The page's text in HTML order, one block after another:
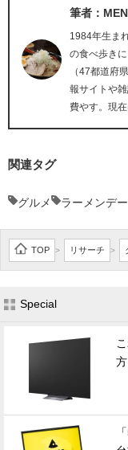
筆者：
1984年生ま
の食べ歩き
（47都道府
報サイトや
費やす。現
関連タグ
グルメ ラーメンデ
TOP > リサーチ >
Special